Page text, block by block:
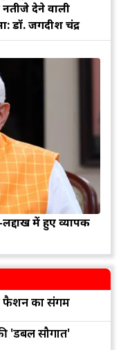
देने वाली
डॉ. जगदीश चंद्र
में हुए व्यापक
फैशन का संगम
'डबल सौगात'